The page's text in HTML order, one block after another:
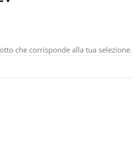
che corrisponde alla tua selezione.